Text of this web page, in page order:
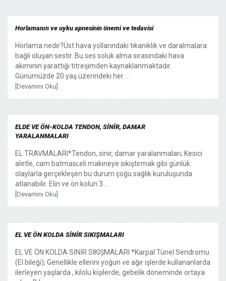
Horlamanın ve uyku apnesinin önemi ve tedavisi
Horlama nedir?Üst hava yollarındaki tıkanıklık ve daralmalara
bağlı oluşan sestir. Bu ses soluk alma sırasındaki hava
akımının yarattığı titreşimden kaynaklanmaktadır.
Günümüzde 20 yaş üzerindeki her ...
[Devamını Oku]
ELDE VE ÖN-KOLDA TENDON, SİNİR, DAMAR
YARALANMALARI
EL TRAVMALARI*Tendon, sinir, damar yaralanmaları; Kesici
aletle, cam batması,eli makineye sıkıştırmak gibi günlük
olaylarla gerçekleşen bu durum çoğu sağlık kuruluşunda
atlanabilir. Elin ve ön kolun 3 ...
[Devamını Oku]
EL VE ÖN KOLDA SİNİR SIKIŞMALARI
EL VE ÖN KOLDA SİNİR SIKIŞMALARI *Karpal Tünel Sendromu
(El bileği); Genellikle ellerini yoğun ve ağır işlerde kullananlarda
ilerleyen yaşlarda , kilolu kişilerde, gebelik döneminde ortaya